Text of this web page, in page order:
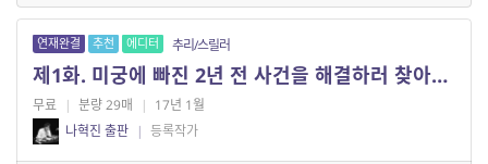
연재완결 추천 에디터 추리/스릴러
제1화. 미궁에 빠진 2년 전 사건을 해결하러 찾아온 탐정 강마로입니다
무료 | 분량 29매 | 17년 1월
나혁진 출판 | 등록작가